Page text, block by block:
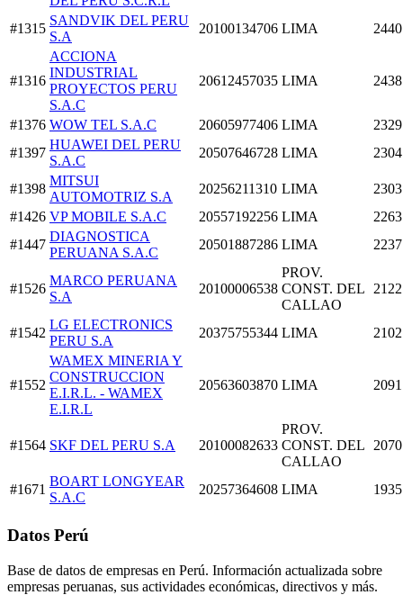
#1315
SANDVIK DEL PERU
S.A
20100134706 LIMA
#1316
ACCIONA
INDUSTRIAL
PROYECTOS PERU
S.A.C
20612457035 LIMA
#1376 WOW TEL S.A.C 20605977406 LIMA
#1397
HUAWEI DEL PERU
S.A.C
20507646728 LIMA
#1398
MITSUI
AUTOMOTRIZ S.A
20256211310 LIMA
#1426 VP MOBILE S.A.C 20557192256 LIMA
#1447
DIAGNOSTICA
PERUANA S.A.C
20501887286 LIMA
#1526
MARCO PERUANA
S.A
20100006538
PROV.
CONST. DEL
CALLAO
#1542
LG ELECTRONICS
PERU S.A
20375755344 LIMA
#1552
WAMEX MINERIA Y
CONSTRUCCION
E.I.R.L. - WAMEX
E.I.R.L
20563603870 LIMA
#1564 SKF DEL PERU S.A 20100082633
PROV.
CONST. DEL
CALLAO
#1671
BOART LONGYEAR
S.A.C
20257364608 LIMA
Datos Perú
Base de datos de empresas en Perú. Información actualizada sobre
empresas peruanas, sus actividades económicas, directivos y más.